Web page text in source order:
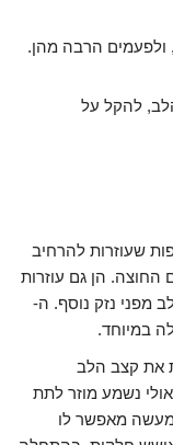
להקל על
שעוזרות להרחיב
הן גם עוזרות
מפני נזק נוסף. ה-
את קצב הלב
נשמע מוזר לתת
מאפשר לו